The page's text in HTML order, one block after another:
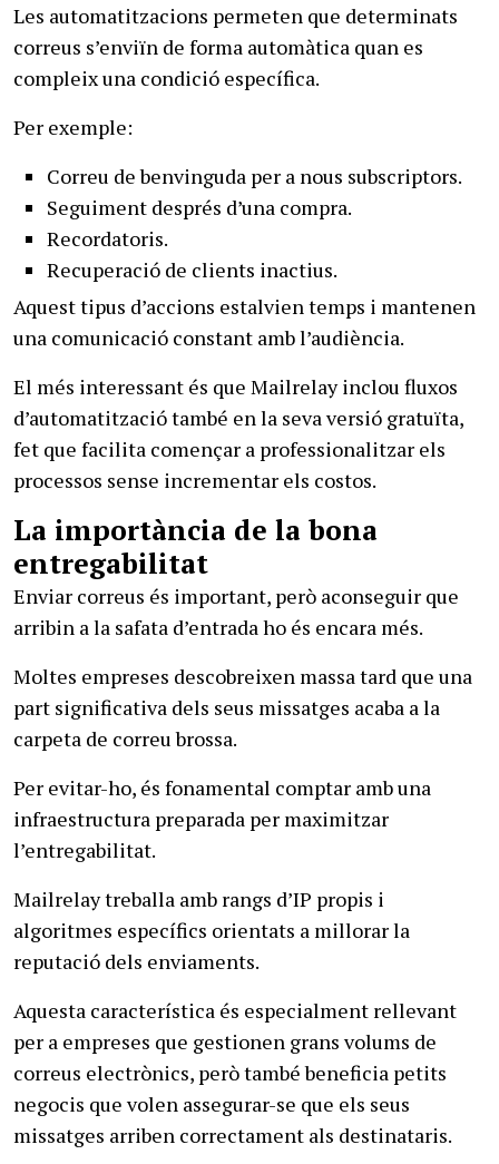
Les automatitzacions permeten que determinats
correus s’enviïn de forma automàtica quan es
compleix una condició específica.
Per exemple:
Correu de benvinguda per a nous subscriptors.
Seguiment després d’una compra.
Recordatoris.
Recuperació de clients inactius.
Aquest tipus d’accions estalvien temps i mantenen
una comunicació constant amb l’audiència.
El més interessant és que Mailrelay inclou fluxos
d’automatització també en la seva versió gratuïta,
fet que facilita començar a professionalitzar els
processos sense incrementar els costos.
La importància de la bona
entregabilitat
Enviar correus és important, però aconseguir que
arribin a la safata d’entrada ho és encara més.
Moltes empreses descobreixen massa tard que una
part significativa dels seus missatges acaba a la
carpeta de correu brossa.
Per evitar-ho, és fonamental comptar amb una
infraestructura preparada per maximitzar
l’entregabilitat.
Mailrelay treballa amb rangs d’IP propis i
algoritmes específics orientats a millorar la
reputació dels enviaments.
Aquesta característica és especialment rellevant
per a empreses que gestionen grans volums de
correus electrònics, però també beneficia petits
negocis que volen assegurar-se que els seus
missatges arriben correctament als destinataris.